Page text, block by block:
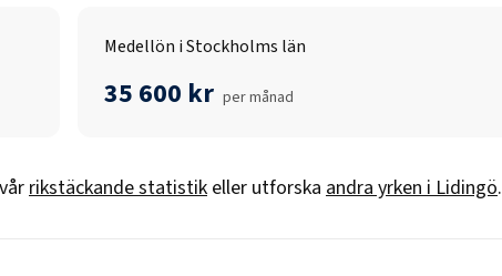
Medellön i Stockholms län
35 600 kr per månad
rikstäckande statistik eller utforska andra yrken iLidingö.